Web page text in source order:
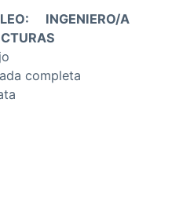
INGENIERO/A
completa